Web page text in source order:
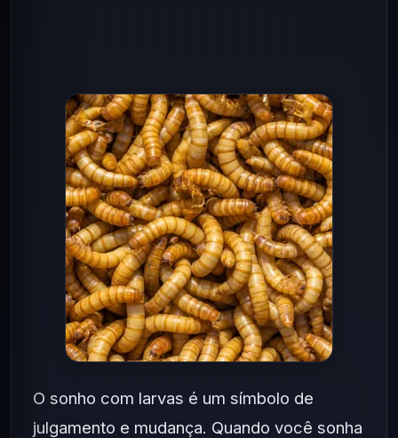
O sonho com larvas é um símbolo de
julgamento e mudança. Quando você sonha